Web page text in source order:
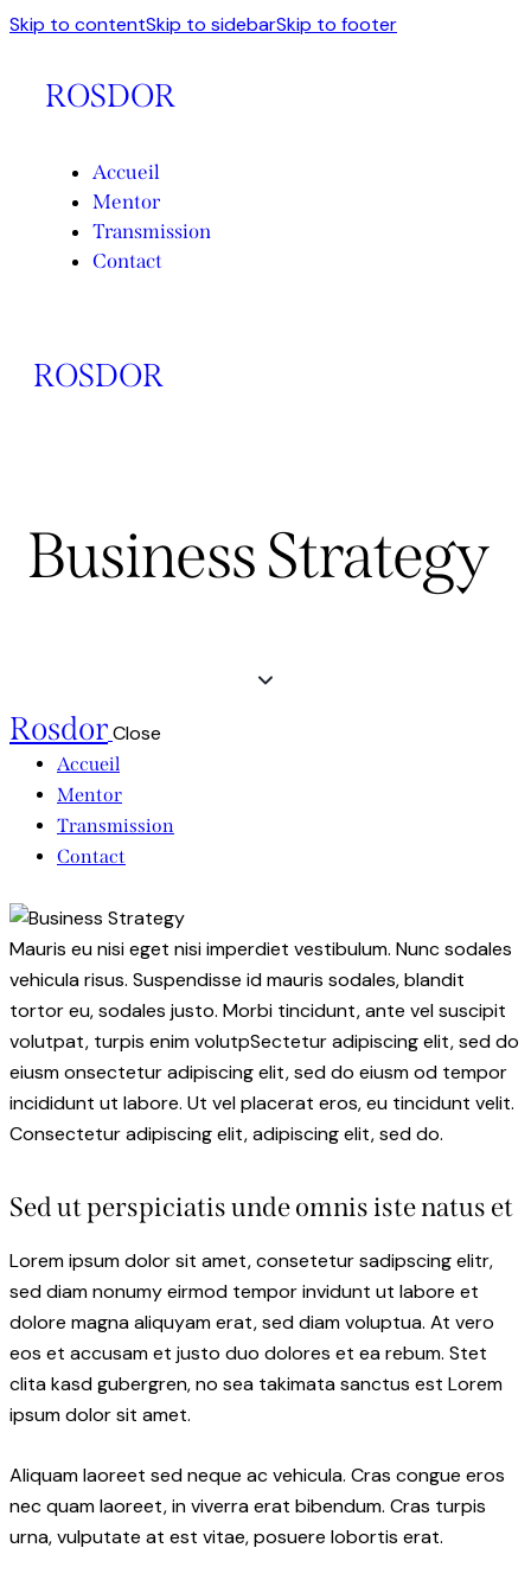
Skip to contentSkip to sidebarSkip to footer
ROSDOR
Accueil
Mentor
Transmission
Contact
ROSDOR
Business Strategy
RosdorClose
Accueil
Mentor
Transmission
Contact
Mauris eu nisi eget nisi imperdiet vestibulum. Nunc sodales
vehicula risus. Suspendisse id mauris sodales, blandit
tortor eu, sodales justo. Morbi tincidunt, ante vel suscipit
volutpat, turpis enim volutpSectetur adipiscing elit, sed do
eiusm onsectetur adipiscing elit, sed do eiusm od tempor
incididunt ut labore. Ut vel placerat eros, eu tincidunt velit.
Consectetur adipiscing elit, adipiscing elit, sed do.
Sed ut perspiciatis unde omnis iste natus et
Lorem ipsum dolor sit amet, consetetur sadipscing elitr,
sed diam nonumy eirmod tempor invidunt ut labore et
dolore magna aliquyam erat, sed diam voluptua. At vero
eos et accusam et justo duo dolores et ea rebum. Stet
clita kasd gubergren, no sea takimata sanctus est Lorem
ipsum dolor sit amet.
Aliquam laoreet sed neque ac vehicula. Cras congue eros
nec quam laoreet, in viverra erat bibendum. Cras turpis
urna, vulputate at est vitae, posuere lobortis erat.